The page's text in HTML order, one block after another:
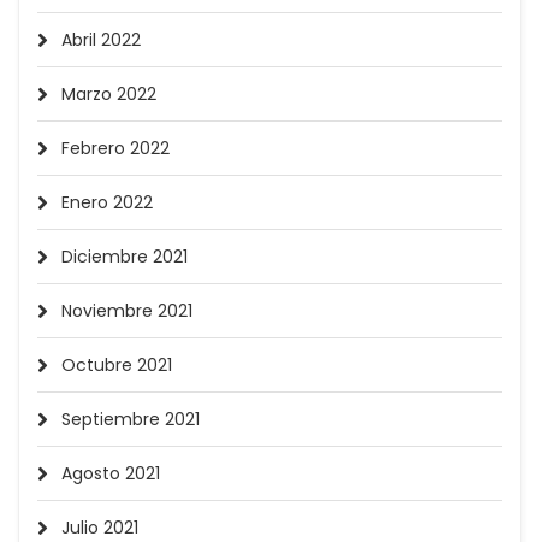
Abril 2022
Marzo 2022
Febrero 2022
Enero 2022
Diciembre 2021
Noviembre 2021
Octubre 2021
Septiembre 2021
Agosto 2021
Julio 2021